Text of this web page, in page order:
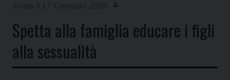
Spetta alla famiglia educare i figli
alla sessualità